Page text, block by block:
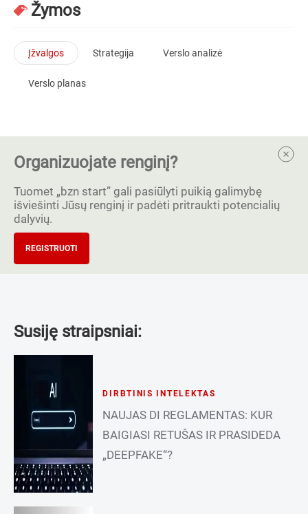
Žymos
Įžvalgos Strategija Verslo analizė
Verslo planas
Organizuojate renginį?
Tuomet „bzn start” gali pasiūlyti puikią galimybę
išviešinti Jūsų renginį ir padėti pritraukti potencialių
dalyvių.
REGISTRUOTI
Susiję straipsniai:
DIRBTINIS INTELEKTAS
NAUJAS DI REGLAMENTAS: KUR
BAIGIASI RETUŠAS IR PRASIDEDA
„DEEPFAKE“?